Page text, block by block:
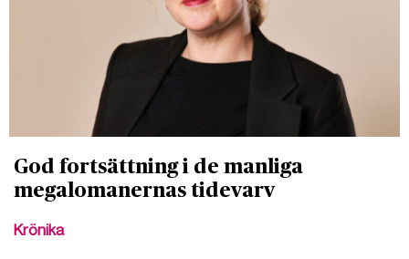
God fortsättning i de manliga
megalomanernas tidevarv
Krönika